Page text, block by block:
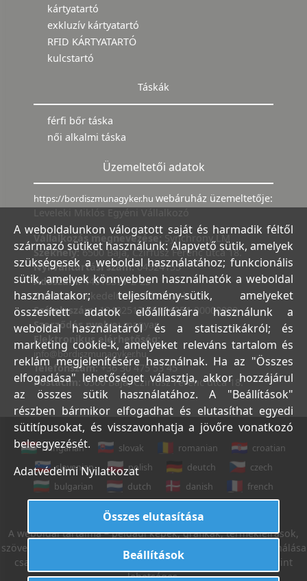
kártyatartó
exkluzív kártyatartó
RFID KÁRTYATARTÓ
kulcstartó
Táskák
férfi bőr táska
női alkalmi táska
Üzemeltetői adatok
https://bordiszmunagyker.hu webáruház üzemeltetője:
Leveleki Miklós Egyéni Vállalkozó
Vállalkozás megnevezése: Synchrony LM
Székhely:6500 Baja, Czirfusz Ferenc utca 18.
Nyilvántartási szám:04524155
Adószám:44018371-2-23
Bank:Kereskedelmi és Hitelbank
Számlaszám:10402513-25154254-00000000
Szerződés nyelve:magyar
Elektronikus elérhetőség:
info@bordiszmunagyker.hu
Telefonszám: +36 30 475 53 45
Postacím:6500 Baja, Czirfusz Ferenc utca 18.
hungarian slovak romanian
croatian
slovenian
polish deutch
czech
bulgarian
dutch danish
french
A weboldal tartalma – például képek, grafikák, termékleírások,
szövegek, stb. – Leveleki Miklós E.V. tulajdona, azok felhasználása
csak az Általános Szerződési Feltételek 18. sz. pontja szerint
lehetséges.
A weboldalunkon válogatott saját és harmadik féltől
származó sütiket használunk: Alapvető sütik, amelyek
szükségesek a weboldal használatához; funkcionális
sütik, amelyek könnyebben használhatók a weboldal
használatakor; teljesítmény-sütik, amelyeket
összesített adatok előállítására használunk a
weboldal használatáról és a statisztikákról; és
marketing cookie-k, amelyeket releváns tartalom és
reklám megjelenítésére használnak. Ha az "Összes
elfogadása" lehetőséget választja, akkor hozzájárul
az összes sütik használatához. A "Beállítások"
részben bármikor elfogadhat és elutasíthat egyedi
sütitípusokat, és visszavonhatja a jövőre vonatkozó
beleegyezését.
Adatvédelmi Nyilatkozat
Összes elutasítása
Beállítások